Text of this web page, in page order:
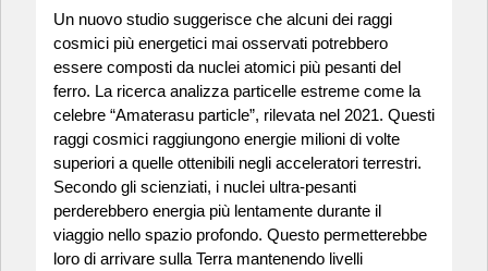
Un nuovo studio suggerisce che alcuni dei raggi
cosmici più energetici mai osservati potrebbero
essere composti da nuclei atomici più pesanti del
ferro. La ricerca analizza particelle estreme come la
celebre “Amaterasu particle”, rilevata nel 2021. Questi
raggi cosmici raggiungono energie milioni di volte
superiori a quelle ottenibili negli acceleratori terrestri.
Secondo gli scienziati, i nuclei ultra-pesanti
perderebbero energia più lentamente durante il
viaggio nello spazio profondo. Questo permetterebbe
loro di arrivare sulla Terra mantenendo livelli